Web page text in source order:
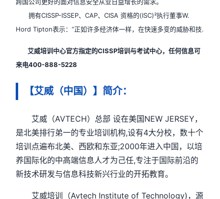
拥有CISSP-ISSEP、CAP、CISA 资格的(ISC)²执行董事W.
Hord Tipton表示：“正如许多经济体一样，在快速多变的威胁和技.
艾威培训中心官方指定的CISSP培训与考试中心，任何信息可
来电400-888-5228
【艾威（中国）】简介：
艾威（AVTECH）总部 设在美国NEW JERSEY，
是北美排行弟一的专业培训机构,设有4大分校，数十个
培训点遍布北美、西欧和东亚;2000年进入中国，以培
养国际化的中高端信息人才为己任,专注于国际前沿的
新技术研发与信息科技新兴行业的开拓教育。
艾威培训（Avtech Institute of Technology)，源